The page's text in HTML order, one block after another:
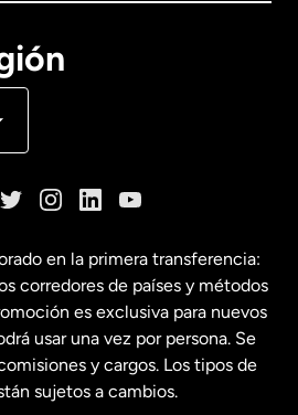
English
Español
en la primera transferencia:
corredores de países y métodos
es exclusiva para nuevos
usar una vez por persona. Se
y cargos. Los tipos de
sujetos a cambios.